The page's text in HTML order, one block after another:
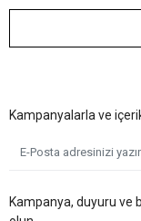
Kampanyalarla ve
Kampanya, duyuru ve